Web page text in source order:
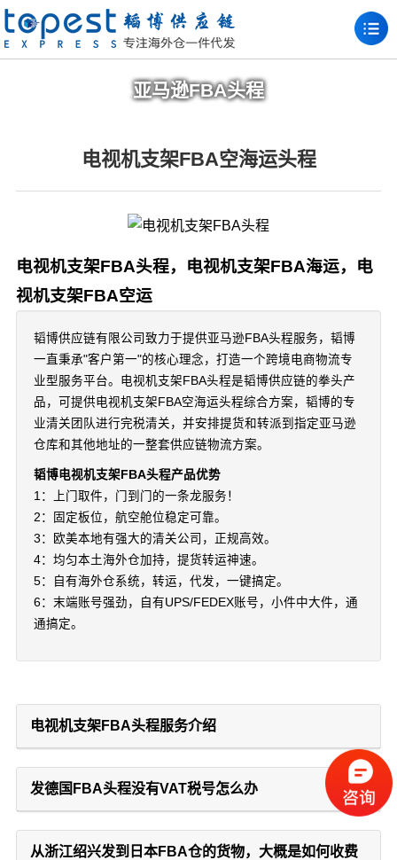
亚马逊FBA头程
电视机支架FBA空海运头程
电视机支架FBA头程，电视机支架FBA海运，电
视机支架FBA空运
韬博供应链有限公司致力于提供亚马逊FBA头程服务，韬博
一直秉承"客户第一"的核心理念，打造一个跨境电商物流专
业型服务平台。电视机支架FBA头程是韬博供应链的拳头产
品，可提供电视机支架FBA空海运头程综合方案，韬博的专
业清关团队进行完税清关，并安排提货和转派到指定亚马逊
仓库和其他地址的一整套供应链物流方案。
韬博电视机支架FBA头程产品优势
1：上门取件，门到门的一条龙服务！
2：固定板位，航空舱位稳定可靠。
3：欧美本地有强大的清关公司，正规高效。
4：均匀本土海外仓加持，提货转运神速。
5：自有海外仓系统，转运，代发，一键搞定。
6：末端账号强劲，自有UPS/FEDEX账号，小件中大件，通
通搞定。
电视机支架FBA头程服务介绍
发德国FBA头程没有VAT税号怎么办
从浙江绍兴发到日本FBA仓的货物，大概是如何收费